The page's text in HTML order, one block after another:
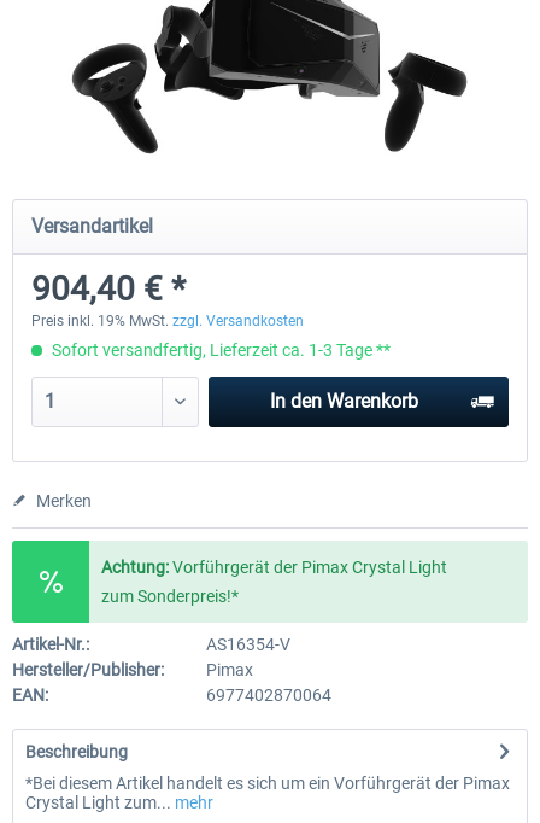
196,35 € *
Versandartikel
904,40 € *
Preis inkl. 19% MwSt. zzgl. Versandkosten
Sofort versandfertig, Lieferzeit ca. 1-3 Tage **
In den Warenkorb
Merken
Achtung:Vorführgerät der Pimax Crystal Light
zum Sonderpreis!*
Artikel-Nr.:
AS16354-V
Hersteller/Publisher:
Pimax
EAN:
6977402870064
Beschreibung
*Bei diesem Artikel handelt es sich um ein Vorführgerät der Pimax
Crystal Light zum... mehr